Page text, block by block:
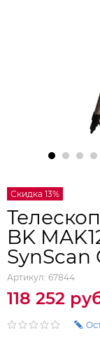
Скидка 13%
BK
SynScan
Артикул: 67844
118 252